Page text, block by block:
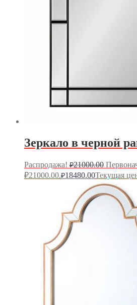
Зеркало в черной
Распродажа! ₽21000.00
₽21000.00.₽18480.00Текущая